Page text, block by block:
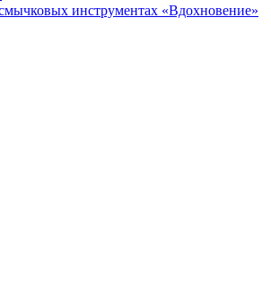
инструментах «Вдохновение»